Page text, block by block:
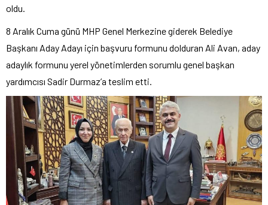
oldu.
8 Aralık Cuma günü MHP Genel Merkezine giderek Belediye
Başkanı Aday Adayı için başvuru formunu dolduran Ali Avan, aday
adaylık formunu yerel yönetimlerden sorumlu genel başkan
yardımcısı Sadir Durmaz’a teslim etti.